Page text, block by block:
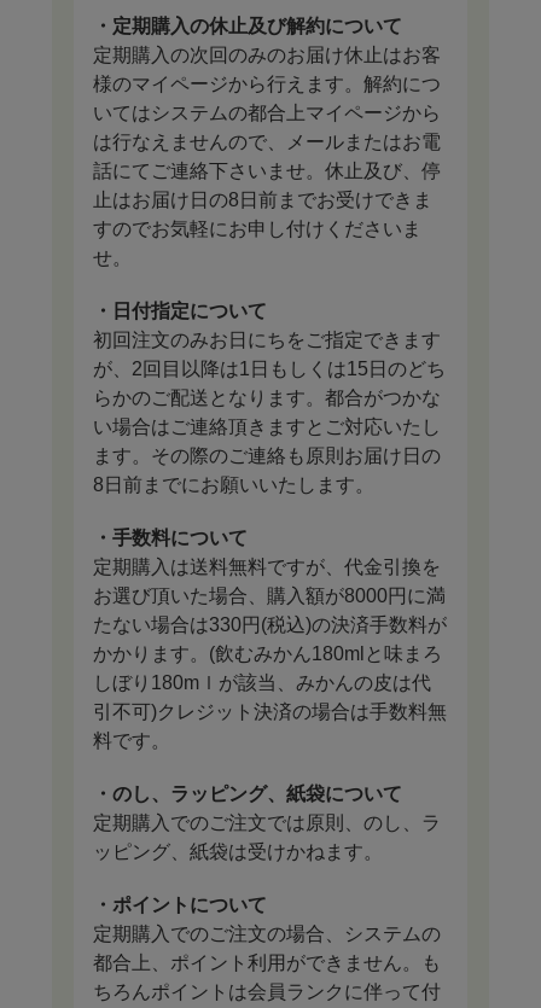
・定期購入の休止及び解約について
定期購入の次回のみのお届け休止はお客
様のマイページから行えます。解約につ
いてはシステムの都合上マイページから
は行なえませんので、メールまたはお電
話にてご連絡下さいませ。休止及び、停
止はお届け日の8日前までお受けできま
すのでお気軽にお申し付けくださいま
せ。
・日付指定について
初回注文のみお日にちをご指定できます
が、2回目以降は1日もしくは15日のどち
らかのご配送となります。都合がつかな
い場合はご連絡頂きますとご対応いたし
ます。その際のご連絡も原則お届け日の
8日前までにお願いいたします。
・手数料について
定期購入は送料無料ですが、代金引換を
お選び頂いた場合、購入額が8000円に満
たない場合は330円(税込)の決済手数料が
かかります。(飲むみかん180mlと味まろ
しぼり180mｌが該当、みかんの皮は代
引不可)クレジット決済の場合は手数料無
料です。
・のし、ラッピング、紙袋について
定期購入でのご注文では原則、のし、ラ
ッピング、紙袋は受けかねます。
・ポイントについて
定期購入でのご注文の場合、システムの
都合上、ポイント利用ができません。も
ちろんポイントは会員ランクに伴って付